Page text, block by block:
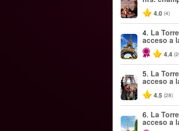
4.0 (4)
4. La
acceso a
4.4
5. La
acceso a
4.5 (28)
6. La
acceso a